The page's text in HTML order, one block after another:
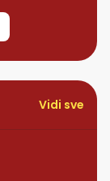
Vidi sve